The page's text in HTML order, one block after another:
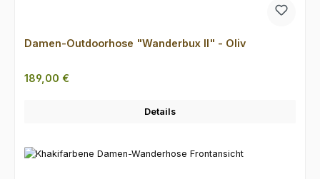
Damen-Outdoorhose "Wanderbux II" - Oliv
Regulärer Preis:
189,00 €
Details